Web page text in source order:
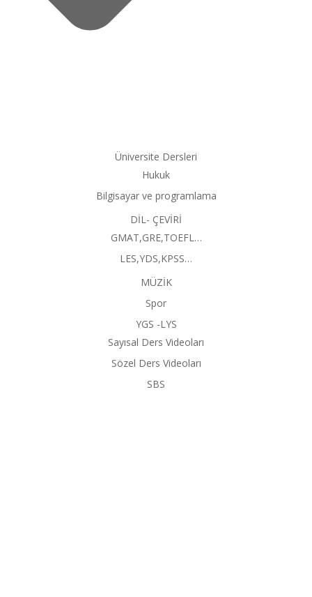
Üniversite Dersleri
Hukuk
Bilgisayar ve programlama
DİL- ÇEVİRİ
GMAT,GRE,TOEFL…
LES,YDS,KPSS…
MÜZİK
Spor
YGS -LYS
Sayısal Ders Videoları
Sözel Ders Videoları
SBS